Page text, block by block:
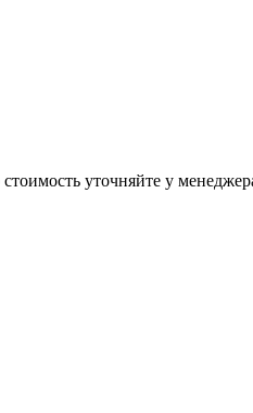
уточняйте у